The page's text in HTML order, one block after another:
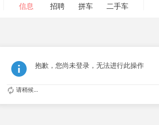
信息
招聘
拼车 二手车
抱歉，您尚未登录，无法进行此操作
请稍候...